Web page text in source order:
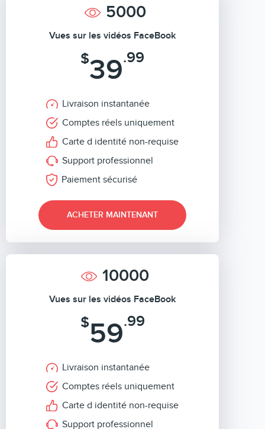
5000
Vues sur les vidéos FaceBook
$39.99
Livraison instantanée
Comptes réels uniquement
Carte d identité non-requise
Support professionnel
Paiement sécurisé
ACHETER MAINTENANT
10000
Vues sur les vidéos FaceBook
$59.99
Livraison instantanée
Comptes réels uniquement
Carte d identité non-requise
Support professionnel